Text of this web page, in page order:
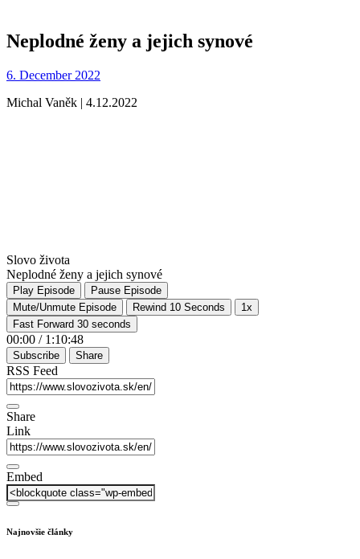
Neplodné ženy a jejich synové
6. December 2022
Michal Vaněk | 4.12.2022
Slovo života
Neplodné ženy a jejich synové
Play Episode
Pause Episode
Mute/Unmute Episode
Rewind 10 Seconds
1x
Fast Forward 30 seconds
00:00 / 1:10:48
Subscribe Share
RSS Feed
Share
Link
Embed
Najnovšie články